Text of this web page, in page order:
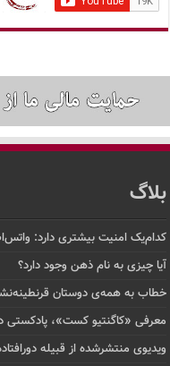
بلاگ
کدام‌یک امنیت بیشتری دارد:
آیا چیزی به نام ذهن وجود دارد؟
خطاب به همه‌ی دوستان
معرفی «کاگنتیو کست»، پادکستی
ویدیوی منتشرشده از قبیله